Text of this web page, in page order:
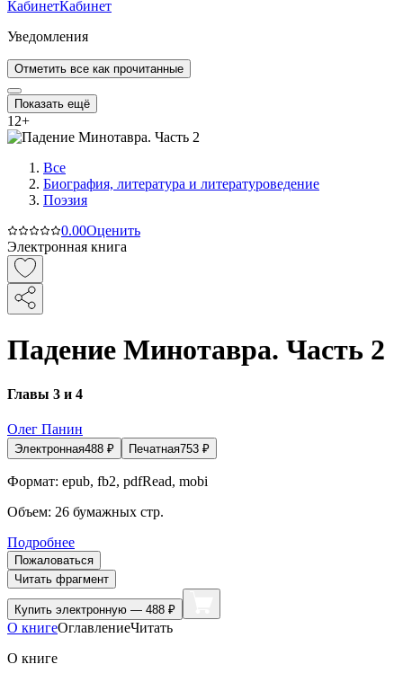
КабинетКабинет
Уведомления
Отметить все как прочитанные
Показать ещё
12+
Все
Биография, литература и литературоведение
Поэзия
0.00Оценить
Электронная книга
Падение Минотавра. Часть 2
Главы 3 и 4
Олег Панин
Электронная488 ₽ Печатная753 ₽
Формат: epub, fb2, pdfRead, mobi
Объем: 26 бумажных стр.
Подробнее
Пожаловаться
Читать фрагмент
Купить электронную — 488 ₽
О книгеОглавлениеЧитать
О книге